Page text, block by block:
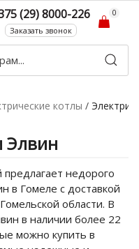
(29) 8000-226
Заказать звонок
0
котлы /
Элвин
недорого
в Гомеле с доставкой
области. В
в наличии более 22
можно купить в